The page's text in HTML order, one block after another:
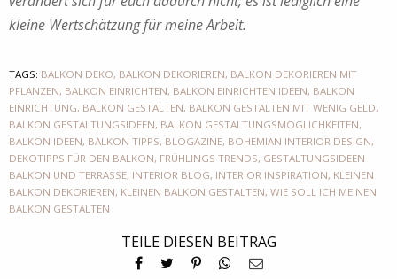
kleine Wertschätzung für meine Arbeit.
TAGS: BALKON DEKO, BALKON DEKORIEREN, BALKON DEKORIEREN MIT
PFLANZEN, BALKON EINRICHTEN, BALKON EINRICHTEN IDEEN, BALKON
EINRICHTUNG, BALKON GESTALTEN, BALKON GESTALTEN MIT WENIG GELD,
BALKON GESTALTUNGSIDEEN, BALKON GESTALTUNGSMÖGLICHKEITEN,
BALKON IDEEN, BALKON TIPPS, BLOGAZINE, BOHEMIAN INTERIOR DESIGN,
DEKOTIPPS FÜR DEN BALKON, FRÜHLINGS TRENDS, GESTALTUNGSIDEEN
BALKON UND TERRASSE, INTERIOR BLOG, INTERIOR INSPIRATION, KLEINEN
BALKON DEKORIEREN, KLEINEN BALKON GESTALTEN, WIE SOLL ICH MEINEN
BALKON GESTALTEN
TEILE DIESEN BEITRAG